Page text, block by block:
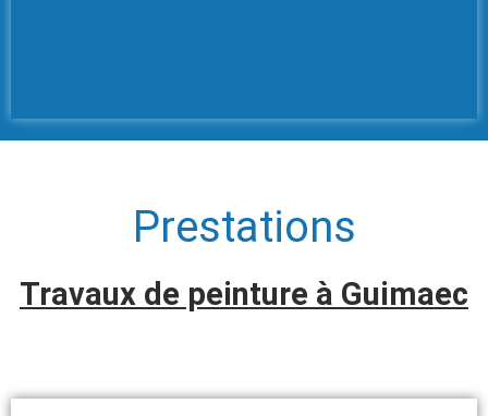
Prestations
Travaux de peinture à Guimaec